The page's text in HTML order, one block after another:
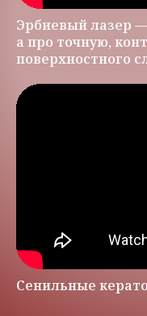
Эрбиевый лазер —
а про точную,
поверхностного
Сенильные